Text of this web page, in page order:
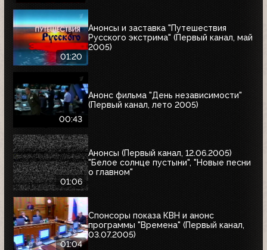
01:20
Анонсы и заставка "Путешествия
Русского экстрима" (Первый канал, май
2005)
00:43
Анонс фильма "День независимости"
(Первый канал, лето 2005)
01:06
Анонсы (Первый канал, 12.06.2005)
"Белое солнце пустыни", "Новые песни
о главном"
01:04
Спонсоры показа КВН и анонс
программы "Времена" (Первый канал,
03.07.2005)